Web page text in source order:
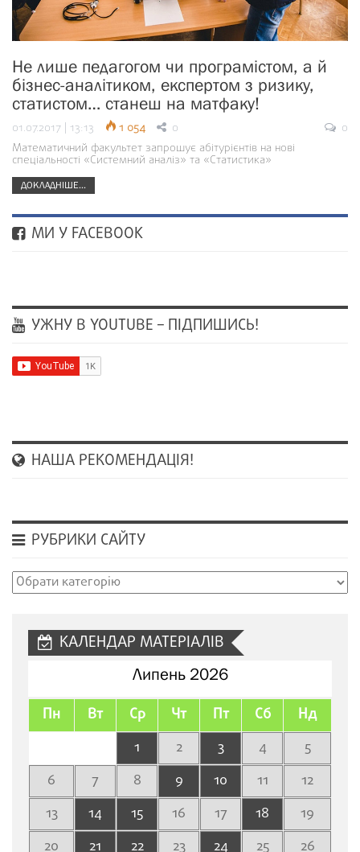
Не лише педагогом чи програмістом, а й
бізнес-аналітиком, експертом з ризику,
статистом… станеш на матфаку!
01.07.2017 | 13:13 1 054 0
0
Математичний факультет запрошує абітурієнтів на нові
спеціальності «Системний аналіз» та «Статистика»
ДОКЛАДНІШЕ...
МИ У FACEBOOK
УЖНУ В YOUTUBE – ПІДПИШИСЬ!
НАША РЕКОМЕНДАЦІЯ!
РУБРИКИ САЙТУ
Рубрики
КАЛЕНДАР МАТЕРІАЛІВ
Липень 2026
Пн Вт Ср Чт Пт Сб Нд
1 2 3 4
5
6
7 8 9 10 11
12
13
14 15 16 17 18
19
20
21 22 23 24 25 26